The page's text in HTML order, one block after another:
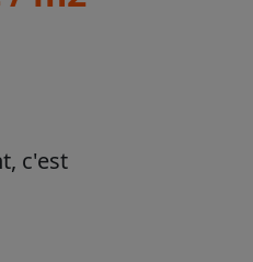
c'est